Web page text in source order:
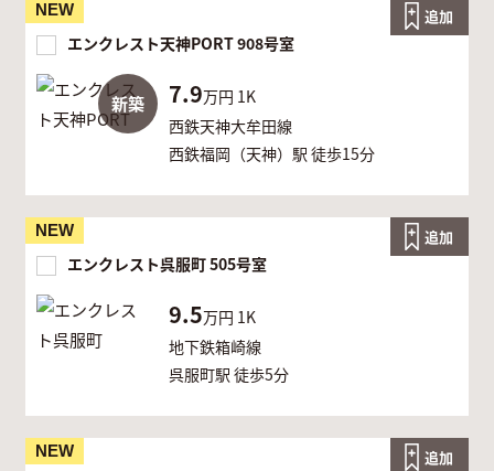
NEW
新築
エンクレスト天神PORT 908号室
7.9万円 1K
西鉄天神大牟田線
西鉄福岡（天神）駅 徒歩15分
追加
NEW
エンクレスト呉服町 505号室
9.5万円 1K
地下鉄箱崎線
呉服町駅 徒歩5分
追加
NEW 追加